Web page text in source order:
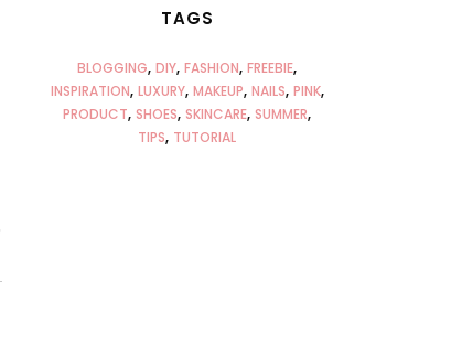
TAGS
BLOGGING DIY FASHION FREEBIE
INSPIRATION LUXURY MAKEUP NAILS PINK
PRODUCT SHOES SKINCARE SUMMER
TIPS TUTORIAL